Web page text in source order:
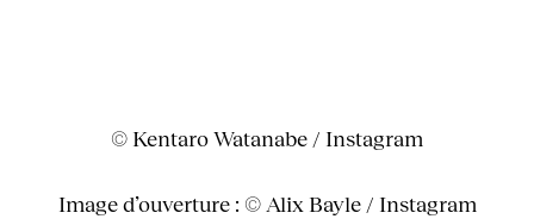
© Kentaro Watanabe / Instagram
Image d’ouverture : © Alix Bayle / Instagram